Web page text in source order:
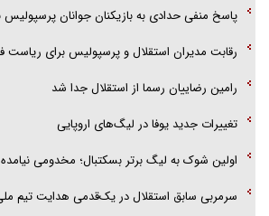
پاسخ منفی حدادی به بازیکنان جوانان
رقابت مدیران استقلال و پرسپولیس برای ریاست
رامین رضاییان رسما از استقلال جدا شد
تغییرات جدید یوفا در لیگ‌های اروپایی
اولین شوک به لیگ برتر بسکتبال؛ مخدومی
سرمربی سابق استقلال در یک‌قدمی هدایت تیم